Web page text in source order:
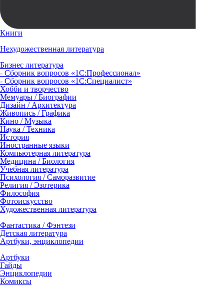
Книги
Нехудожественная литература
Бизнес литература
- Сборник вопросов «1С:Профессионал»
- Сборник вопросов «1С:Специалист»
Хобби и творчество
Мемуары / Биографии
Дизайн / Архитектура
Живопись / Графика
Кино / Музыка
Наука / Техника
История
Иностранные языки
Компьютерная литература
Медицина / Биология
Учебная литература
Психология / Саморазвитие
Религия / Эзотерика
Философия
Фотоискусство
Художественная литература
Фантастика / Фэнтези
Детская литература
Артбуки, энциклопедии
Артбуки
Гайды
Энциклопедии
Комиксы